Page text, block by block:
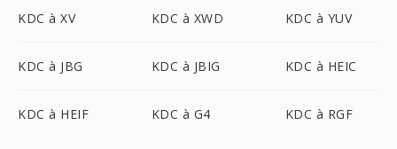
KDC à XV KDC à XWD KDC à YUV
KDC à JBG KDC à JBIG KDC à HEIC
KDC à HEIF KDC à G4 KDC à RGF